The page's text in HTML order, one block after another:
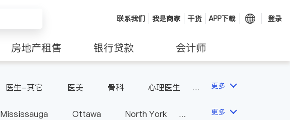
联系我们 我是商家 干货 APP下载 登录
房地产租售 银行贷款 会计师
医生-其它 医美 骨科
心理医生
更多
Mississauga Ottawa
North York
更多